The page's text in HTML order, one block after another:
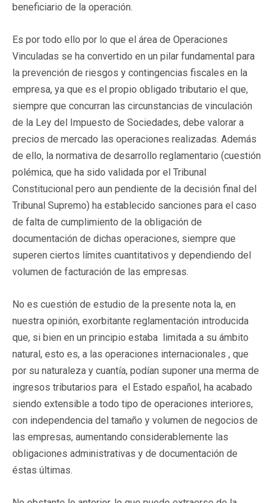
beneficiario de la operación.
Es por todo ello por lo que el área de Operaciones
Vinculadas se ha convertido en un pilar fundamental para
la prevención de riesgos y contingencias fiscales en la
empresa, ya que es el propio obligado tributario el que,
siempre que concurran las circunstancias de vinculación
de la Ley del Impuesto de Sociedades, debe valorar a
precios de mercado las operaciones realizadas. Además
de ello, la normativa de desarrollo reglamentario (cuestión
polémica, que ha sido validada por el Tribunal
Constitucional pero aun pendiente de la decisión final del
Tribunal Supremo) ha establecido sanciones para el caso
de falta de cumplimiento de la obligación de
documentación de dichas operaciones, siempre que
superen ciertos límites cuantitativos y dependiendo del
volumen de facturación de las empresas.
No es cuestión de estudio de la presente nota la, en
nuestra opinión, exorbitante reglamentación introducida
que, si bien en un principio estaba limitada a su ámbito
natural, esto es, a las operaciones internacionales , que
por su naturaleza y cuantía, podían suponer una merma de
ingresos tributarios para el Estado español, ha acabado
siendo extensible a todo tipo de operaciones interiores,
con independencia del tamaño y volumen de negocios de
las empresas, aumentando considerablemente las
obligaciones administrativas y de documentación de
éstas últimas.